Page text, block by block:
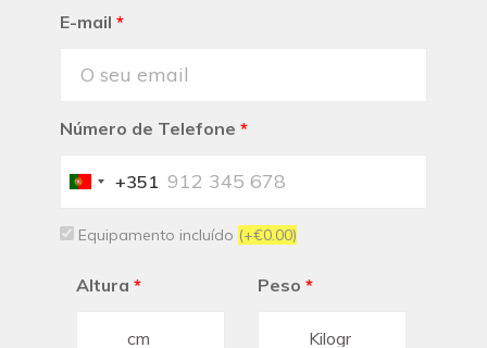
E-mail *
Número de Telefone *
Portugal
+351
Equipamento incluído (+€0.00)
Altura * Peso *